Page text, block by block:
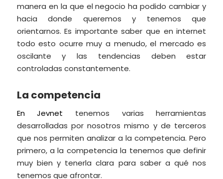
manera en la que el negocio ha podido cambiar y
hacia donde queremos y tenemos que
orientarnos. Es importante saber que en internet
todo esto ocurre muy a menudo, el mercado es
oscilante y las tendencias deben estar
controladas constantemente.
La competencia
En Jevnet tenemos varias herramientas
desarrolladas por nosotros mismo y de terceros
que nos permiten analizar a la competencia. Pero
primero, a la competencia la tenemos que definir
muy bien y tenerla clara para saber a qué nos
tenemos que afrontar.